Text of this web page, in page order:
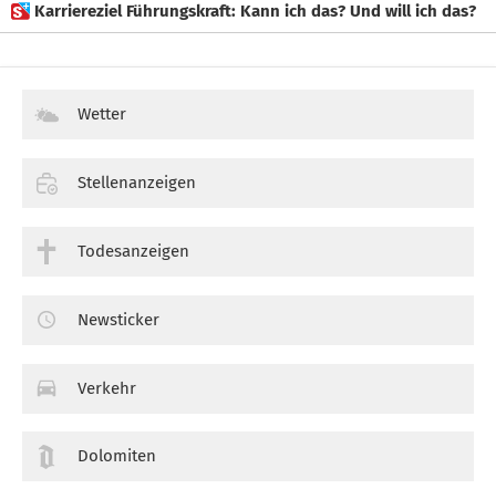
 Karriereziel Führungskraft: Kann ich das? Und will ich das?
Wetter
Stellenanzeigen
Todesanzeigen
Newsticker
Verkehr
Dolomiten